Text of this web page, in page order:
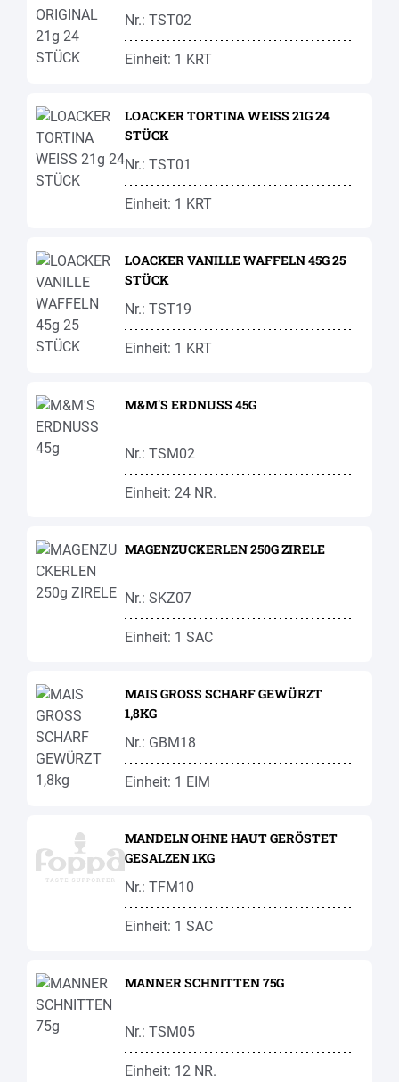
Nr.: TST02
Einheit: 1 KRT
LOACKER TORTINA WEISS 21G 24
STÜCK
Nr.: TST01
Einheit: 1 KRT
LOACKER VANILLE WAFFELN 45G 25
STÜCK
Nr.: TST19
Einheit: 1 KRT
M&M'S ERDNUSS 45G
Nr.: TSM02
Einheit: 24 NR.
MAGENZUCKERLEN 250G ZIRELE
Nr.: SKZ07
Einheit: 1 SAC
MAIS GROSS SCHARF GEWÜRZT
1,8KG
Nr.: GBM18
Einheit: 1 EIM
MANDELN OHNE HAUT GERÖSTET
GESALZEN 1KG
Nr.: TFM10
Einheit: 1 SAC
MANNER SCHNITTEN 75G
Nr.: TSM05
Einheit: 12 NR.